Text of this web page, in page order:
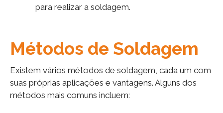
para realizar a soldagem.
Métodos de Soldagem
Existem vários métodos de soldagem, cada um com
suas próprias aplicações e vantagens. Alguns dos
métodos mais comuns incluem: